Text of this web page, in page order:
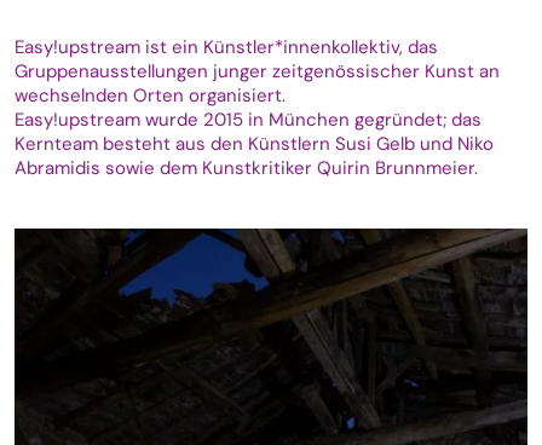
Easy!upstream ist ein Künstler*innenkollektiv, das
Gruppenausstellungen junger zeitgenössischer Kunst an
wechselnden Orten organisiert.
Easy!upstream wurde 2015 in München gegründet; das
Kernteam besteht aus den Künstlern Susi Gelb und Niko
Abramidis sowie dem Kunstkritiker Quirin Brunnmeier.